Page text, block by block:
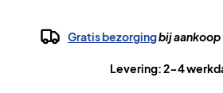
Gratis bezorgingbij aankoop
Levering: 2-4